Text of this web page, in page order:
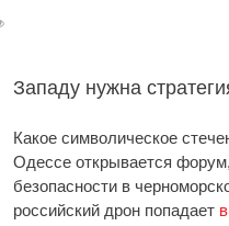
Западу нужна
Какое символическое
Одессе открывается
безопасности в
российский дрон попадает